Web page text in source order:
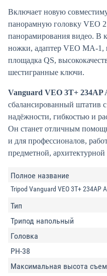
Включает новую
панорамную головку VEO
панорамирования видео. В
ножки, адаптер VEO MA-1,
площадка QS,
шестигранные ключи.
Vanguard VEO 3T+ 234AP
сбалансированный штатив
надёжности, гибкостью и
Он станет отличным
и для профессионалов,
предметной,
Полное название
Tripod Vanguard VEO 3T+ 234AP
Тип
Трипод напольный
Головка
PH-38
Максимальная высота